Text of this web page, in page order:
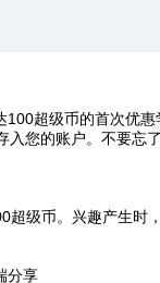
超级币的首次优
您的账户。不要忘
超级币。兴趣产生时
分享